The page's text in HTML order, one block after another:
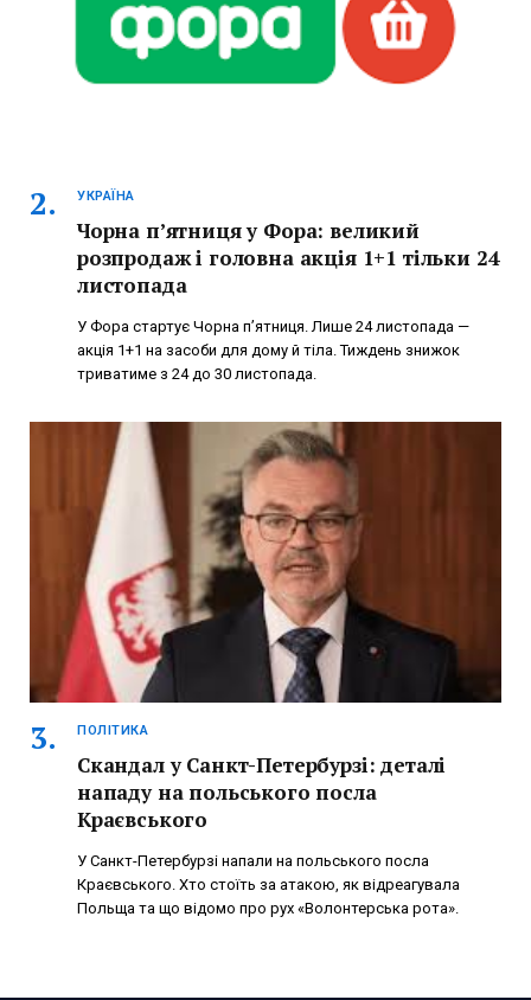
УКРАЇНА
Чорна п’ятниця у Фора: великий
розпродаж і головна акція 1+1 тільки 24
листопада
У Фора стартує Чорна п’ятниця. Лише 24 листопада —
акція 1+1 на засоби для дому й тіла. Тиждень знижок
триватиме з 24 до 30 листопада.
ПОЛІТИКА
Скандал у Санкт-Петербурзі: деталі
нападу на польського посла
Краєвського
У Санкт-Петербурзі напали на польського посла
Краєвського. Хто стоїть за атакою, як відреагувала
Польща та що відомо про рух «Волонтерська рота».